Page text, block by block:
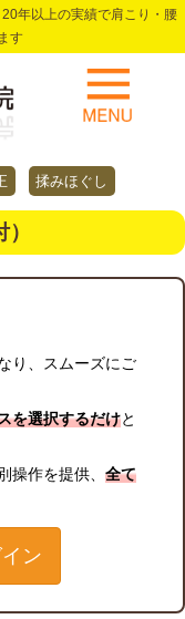
年以上の実績で肩こり・腰
す
揉みほぐし
り、スムーズにご
を選択するだけと
操作を提供、 全て
ン